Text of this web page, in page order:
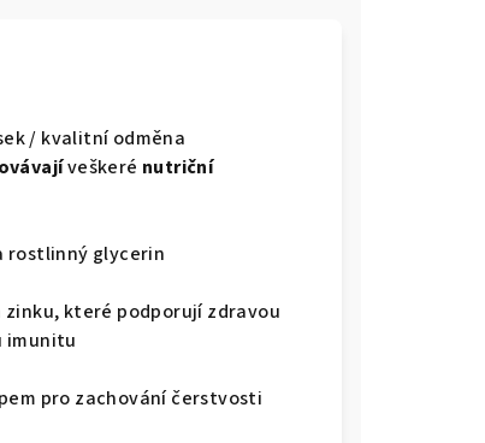
/ kvalitní odměna
veškeré nutriční
rostlinný glycerin
zinku, které podporují zdravou
imunitu
pro zachování čerstvosti